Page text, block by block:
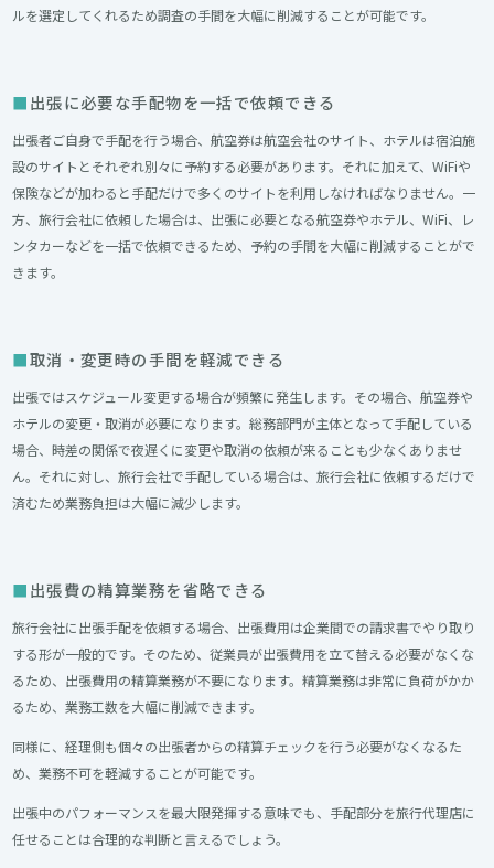
ルを選定してくれるため調査の手間を大幅に削減することが可能です。
出張に必要な手配物を一括で依頼できる
出張者ご自身で手配を行う場合、航空券は航空会社のサイト、ホテルは宿泊施
設のサイトとそれぞれ別々に予約する必要があります。それに加えて、WiFiや
保険などが加わると手配だけで多くのサイトを利用しなければなりません。一
方、旅行会社に依頼した場合は、出張に必要となる航空券やホテル、WiFi、レ
ンタカーなどを一括で依頼できるため、予約の手間を大幅に削減することがで
きます。
取消・変更時の手間を軽減できる
出張ではスケジュール変更する場合が頻繁に発生します。その場合、航空券や
ホテルの変更・取消が必要になります。総務部門が主体となって手配している
場合、時差の関係で夜遅くに変更や取消の依頼が来ることも少なくありませ
ん。それに対し、旅行会社で手配している場合は、旅行会社に依頼するだけで
済むため業務負担は大幅に減少します。
出張費の精算業務を省略できる
旅行会社に出張手配を依頼する場合、出張費用は企業間での請求書でやり取り
する形が一般的です。そのため、従業員が出張費用を立て替える必要がなくな
るため、出張費用の精算業務が不要になります。精算業務は非常に負荷がかか
るため、業務工数を大幅に削減できます。
同様に、経理側も個々の出張者からの精算チェックを行う必要がなくなるた
め、業務不可を軽減することが可能です。
出張中のパフォーマンスを最大限発揮する意味でも、手配部分を旅行代理店に
任せることは合理的な判断と言えるでしょう。